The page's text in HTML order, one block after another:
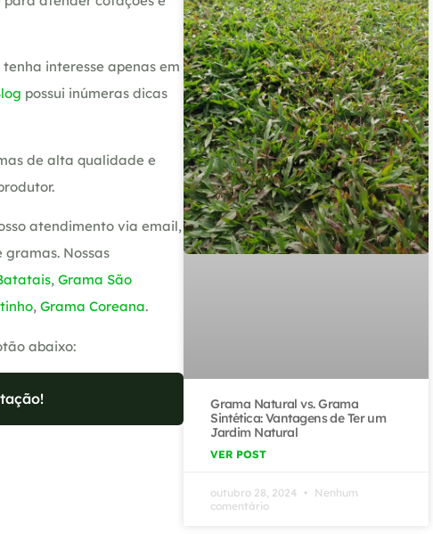
interesse apenas em
possui inúmeras dicas
de alta qualidade e
atendimento via email,
Nossas
, Grama São
, Grama Coreana.
abaixo:
Grama Natural vs. Grama
Sintética: Vantagens de Ter um
Jardim Natural
VER POST
outubro 28, 2024
Nenhum
comentário